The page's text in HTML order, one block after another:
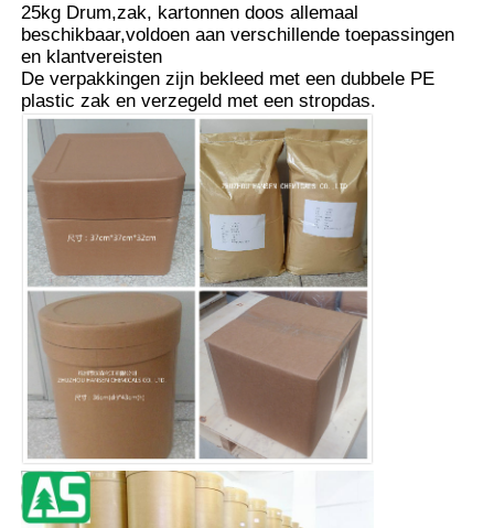
25kg Drum,zak, kartonnen doos allemaal
beschikbaar,voldoen aan verschillende toepassingen
en klantvereisten
De verpakkingen zijn bekleed met een dubbele PE
plastic zak en verzegeld met een stropdas.